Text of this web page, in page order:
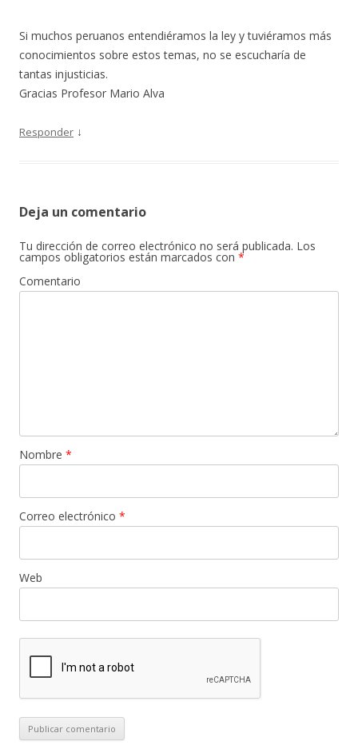
Si muchos peruanos entendiéramos la ley y tuviéramos más
conocimientos sobre estos temas, no se escucharía de
tantas injusticias.
Gracias Profesor Mario Alva
Responder ↓
Deja un comentario
Tu dirección de correo electrónico no será publicada. Los
campos obligatorios están marcados con *
Comentario
Nombre *
Correo electrónico *
Web